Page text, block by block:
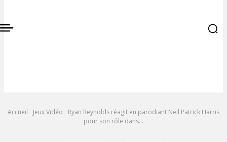
Accueil Jeux Vidéo
Ryan Reynolds réagit en parodiant Neil Patrick Harris
pour son rôle dans...